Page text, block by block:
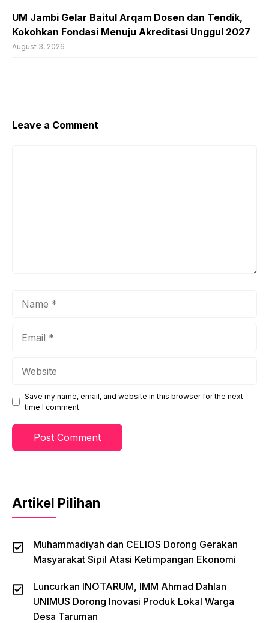
UM Jambi Gelar Baitul Arqam Dosen dan Tendik,
Kokohkan Fondasi Menuju Akreditasi Unggul 2027
August 3, 2026
Leave a Comment
Save my name, email, and website in this browser for the next
time I comment.
Artikel Pilihan
Muhammadiyah dan CELIOS Dorong Gerakan
Masyarakat Sipil Atasi Ketimpangan Ekonomi
Luncurkan INOTARUM, IMM Ahmad Dahlan
UNIMUS Dorong Inovasi Produk Lokal Warga
Desa Taruman